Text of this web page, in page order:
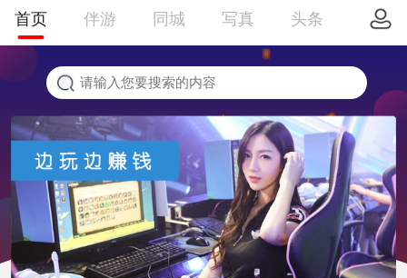
首页 伴游 同城 写真 头条